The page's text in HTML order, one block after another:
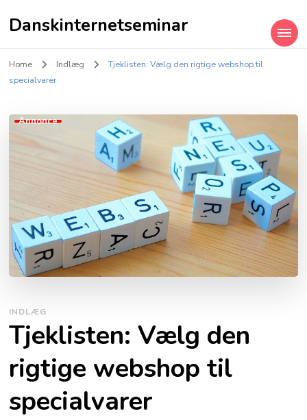
Danskinternetseminar
Home Indlæg
Tjeklisten: Vælg den rigtige webshop til
specialvarer
Annonce
INDLÆG
Tjeklisten: Vælg den
rigtige webshop til
specialvarer